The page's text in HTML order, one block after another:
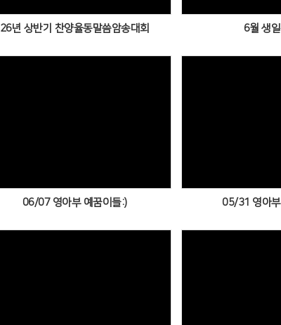
26년 상반기 찬양율동말씀암송대회 6월 생
06/07 영아부 예꿈이들:) 05/31 영아